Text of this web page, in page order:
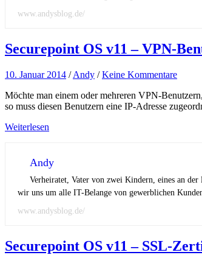
www.andysblog.de/
Securepoint OS v11 – VPN-
10. Januar 2014 /Andy /Keine Kommentare
Möchte man einem oder mehreren VPN-
so muss diesen Benutzern eine IP-Adresse
Weiterlesen
Andy
Verheiratet, Vater von zwei Kindern, eines an
wir uns um alle IT-Belange von gewerblichen
www.andysblog.de/
Securepoint OS v11 – SSL-